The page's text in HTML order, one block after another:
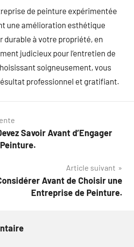
de peinture expérimentée
une amélioration esthétique
durable à votre propriété, en
judicieux pour l’entretien de
soigneusement, vous
professionnel et gratifiant.
Savoir Avant d’Engager
Article suivant
Avant de Choisir une
Entreprise de Peinture.